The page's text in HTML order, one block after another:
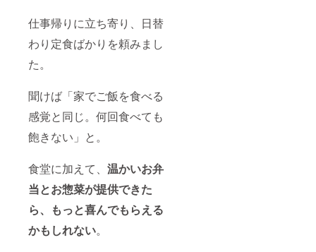
仕事帰りに立ち寄り、日替
わり定食ばかりを頼みまし
た。
聞けば「家でご飯を食べる
感覚と同じ。何回食べても
飽きない」と。
食堂に加えて、 温かいお弁
当とお惣菜が提供できた
ら、もっと喜んでもらえる
かもしれない。